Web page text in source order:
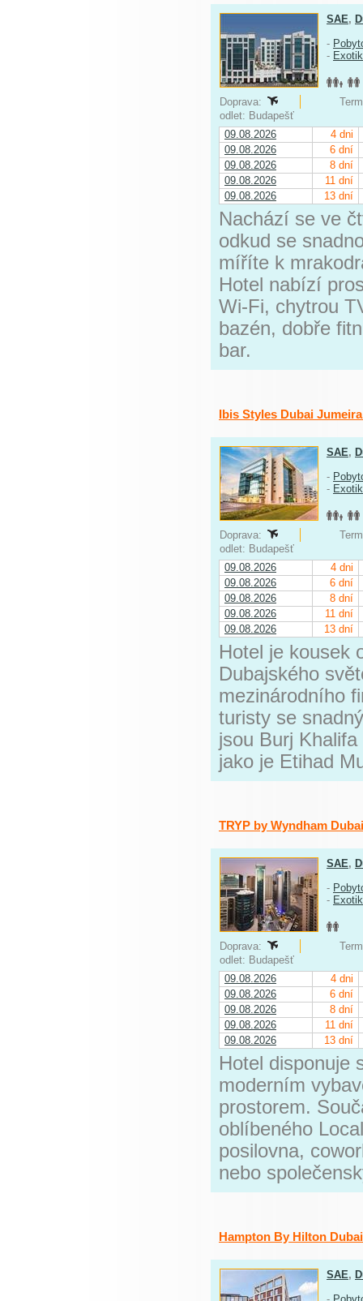
SAE,
-
-
Doprava:
odlet: Budapešť
09.08.2026
4 dni
09.08.2026
6 dní
09.08.2026
8 dní
09.08.2026
11 dní
09.08.2026
13 dní
Nachází se ve
odkud se
míříte k
Hotel nabízí
Wi-Fi, chytrou
bazén, dobře
bar.
Ibis Styles Dubai
SAE,
-
-
Doprava:
odlet: Budapešť
09.08.2026
4 dni
09.08.2026
6 dní
09.08.2026
8 dní
09.08.2026
11 dní
09.08.2026
13 dní
Hotel je kousek
Dubajského
mezinárodního
turisty se
jsou Burj
jako je Etihad
TRYP by Wyndham Dubai
SAE,
-
-
Doprava:
odlet: Budapešť
09.08.2026
4 dni
09.08.2026
6 dní
09.08.2026
8 dní
09.08.2026
11 dní
09.08.2026
13 dní
Hotel disponuje
moderním
prostorem.
oblíbeného
posilovna,
nebo
Hampton By Hilton
SAE,